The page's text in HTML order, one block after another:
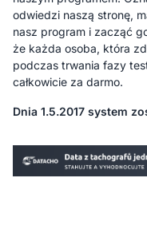
odwiedzi naszą stronę,
nasz program i zacząć
że każda osoba, która
podczas trwania fazy
całkowicie za darmo.
Dnia 1.5.2017 system